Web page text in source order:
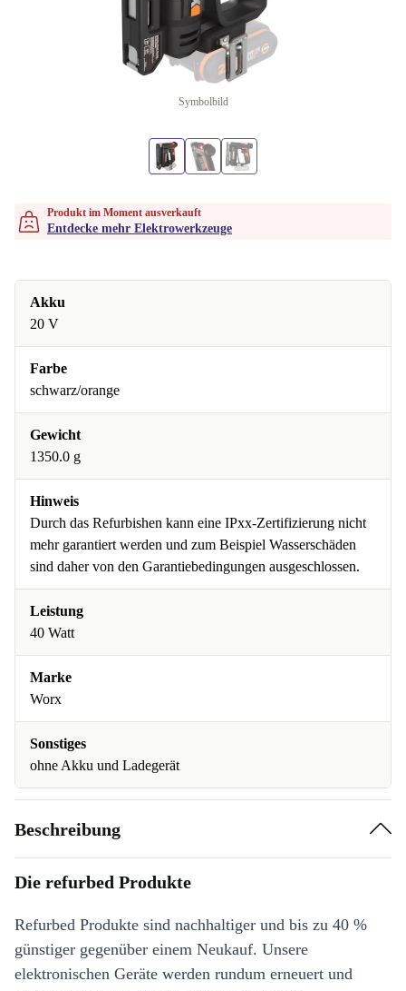
Symbolbild
Produkt im Moment ausverkauft
Entdecke mehr Elektrowerkzeuge
Akku
20 V
Farbe
schwarz/orange
Gewicht
1350.0 g
Hinweis
Durch das Refurbishen kann eine IPxx-Zertifizierung nicht
mehr garantiert werden und zum Beispiel Wasserschäden
sind daher von den Garantiebedingungen ausgeschlossen.
Leistung
40 Watt
Marke
Worx
Sonstiges
ohne Akku und Ladegerät
Beschreibung
Die refurbed Produkte
Refurbed Produkte sind nachhaltiger und bis zu 40 %
günstiger gegenüber einem Neukauf. Unsere
elektronischen Geräte werden rundum erneuert und